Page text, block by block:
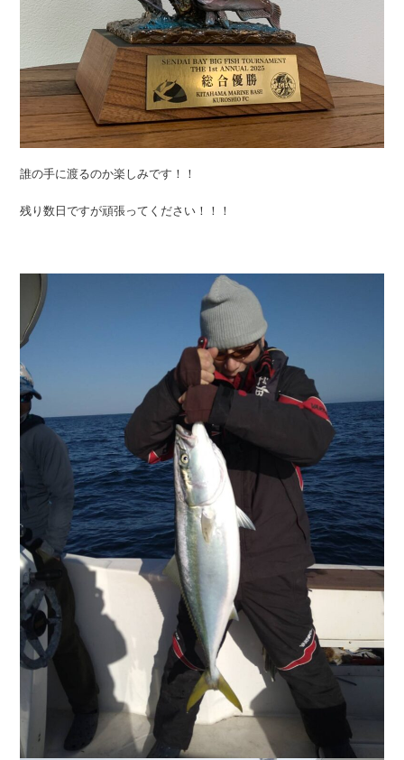
誰の手に渡るのか楽しみです！！
残り数日ですが頑張ってください！！！